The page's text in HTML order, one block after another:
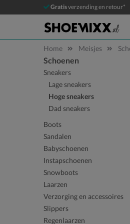
Gratisverzending en retour*
Home Meisjes
Sla categorieën over
Schoenen
Sneakers
Lage sneakers
Hoge sneakers
Dad sneakers
Boots
Sandalen
Babyschoenen
Instapschoenen
Snowboots
Laarzen
Verzorging en accessoires
Slippers
Regenlaarzen